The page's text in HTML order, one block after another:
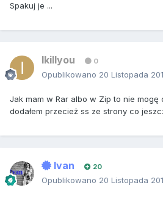
Spakuj je ...
Ikillyou 0
Opublikowano 20 Listopada
Jak mam w Rar albo w Zip to nie mogę
dodałem przecież ss ze strony co
Ivan 20
Opublikowano 20 Listopada